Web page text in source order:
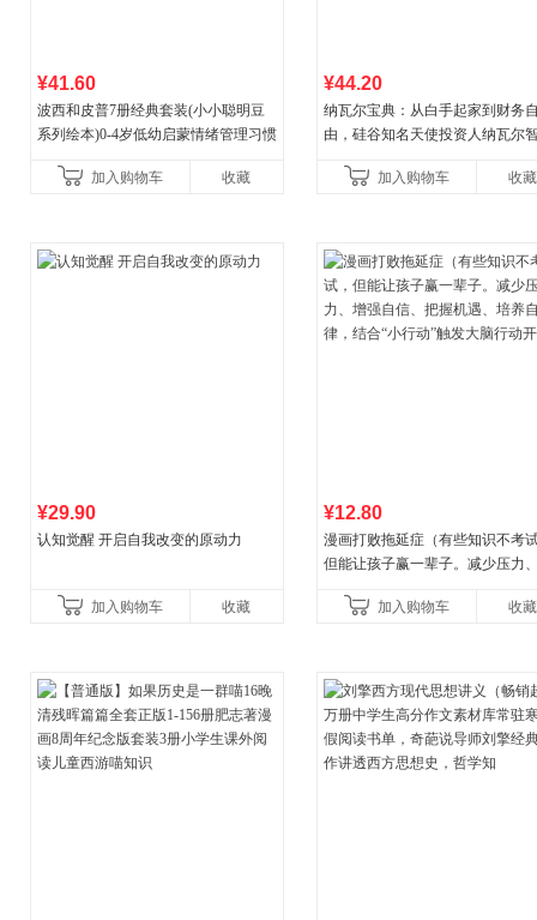
¥41.60
波西和皮普7册经典套装(小小聪明豆
系列绘本)0-4岁低幼启蒙情绪管理习惯
养好品质，发现快
加入购物车 收藏
¥44.20
纳瓦尔宝典：从白手起家到财务
由，硅谷知名天使投资人纳瓦尔
加入购物车
收藏
¥29.90
认知觉醒 开启自我改变的原动力
加入购物车 收藏
¥12.80
漫画打败拖延症（有些知识不考
但能让孩子赢一辈子。减少压力
合“小行动”触发大脑行动开
加入购物车 收藏